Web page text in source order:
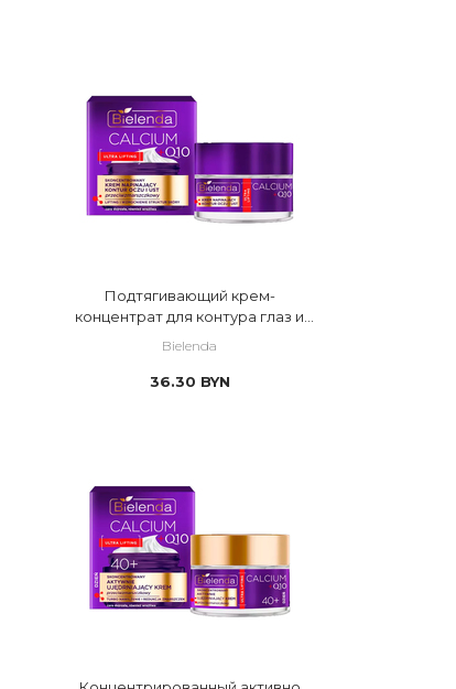
Подтягивающий крем-
концентрат для контура глаз и
Bielenda
36.30 BYN